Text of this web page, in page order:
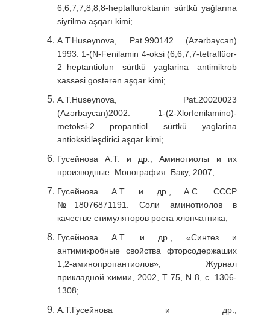
6,6,7,7,8,8,8-heptafluroktanin sürtkü yağlarına
siyrilmə aşqarı kimi;
A.T.Huseynova, Pat.990142 (Azərbaycan)
1993. 1-(N-Fenilamin 4-oksi (6,6,7,7-tetraflüor-
2–heptantiolun sürtkü yaglarina antimikrob
xassəsi gostərən aşqar kimi;
A.T.Huseynova, Pat.20020023
(Azərbaycan)2002. 1-(2-Xlorfenilamino)-
metoksi-2 propantiol sürtkü yaglarina
antioksidləşdirici aşqar kimi;
Гусейнова A.T. и др., Аминотиолы и их
производные. Монография. Баку, 2007;
Гусейнова А.Т. и др., А.С. СССР
№18076871191. Соли аминотиолов в
качестве стимуляторов роста хлопчатника;
Гусейнова А.T. и др., «Синтез и
антимикробные свойства фторсодержаших
1,2-аминопропантиолов», Журнал
прикладной химии, 2002, Т 75, N 8, c. 1306-
1308;
А.Т.Гусейнова и др.,